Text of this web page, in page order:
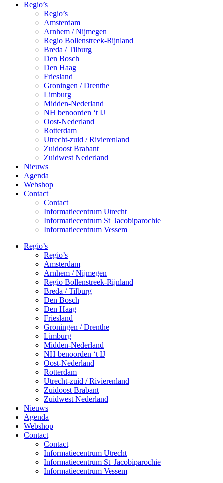
Regio’s
Regio’s
Amsterdam
Arnhem / Nijmegen
Regio Bollenstreek-Rijnland
Breda / Tilburg
Den Bosch
Den Haag
Friesland
Groningen / Drenthe
Limburg
Midden-Nederland
NH benoorden ‘t IJ
Oost-Nederland
Rotterdam
Utrecht-zuid / Rivierenland
Zuidoost Brabant
Zuidwest Nederland
Nieuws
Agenda
Webshop
Contact
Contact
Informatiecentrum Utrecht
Informatiecentrum St. Jacobiparochie
Informatiecentrum Vessem
Regio’s
Regio’s
Amsterdam
Arnhem / Nijmegen
Regio Bollenstreek-Rijnland
Breda / Tilburg
Den Bosch
Den Haag
Friesland
Groningen / Drenthe
Limburg
Midden-Nederland
NH benoorden ‘t IJ
Oost-Nederland
Rotterdam
Utrecht-zuid / Rivierenland
Zuidoost Brabant
Zuidwest Nederland
Nieuws
Agenda
Webshop
Contact
Contact
Informatiecentrum Utrecht
Informatiecentrum St. Jacobiparochie
Informatiecentrum Vessem